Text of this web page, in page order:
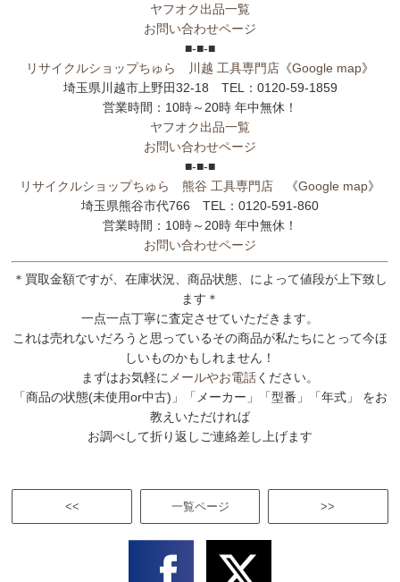
ヤフオク出品一覧
お問い合わせページ
■-■-■
リサイクルショップちゅら 川越 工具専門店 《Google map》
埼玉県川越市上野田32-18 TEL：0120-59-1859
営業時間：10時～20時 年中無休！
ヤフオク出品一覧
お問い合わせページ
■-■-■
リサイクルショップちゅら 熊谷 工具専門店 《Google map》
埼玉県熊谷市代766 TEL：0120-591-860
営業時間：10時～20時 年中無休！
お問い合わせページ
＊買取金額ですが、在庫状況、商品状態、によって値段が上下致し
ます＊
一点一点丁寧に査定させていただきます。
これは売れないだろうと思っているその商品が私たちにとって今ほ
しいものかもしれません！
まずはお気軽に メールやお電話ください。
「商品の状態(未使用or中古)」「メーカー」「型番」「年式」 をお
教えいただければ
お調べして折り返しご連絡差し上げます
<< >>
一覧ページ